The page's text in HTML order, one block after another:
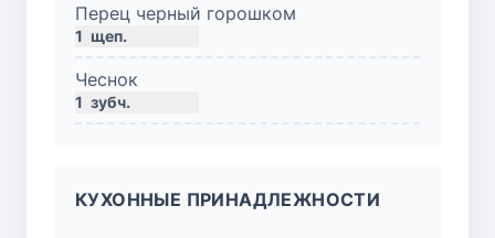
Перец черный горошком
1 щеп.
Чеснок
1 зубч.
КУХОННЫЕ ПРИНАДЛЕЖНОСТИ